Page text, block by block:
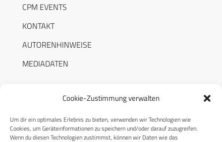
Cookie-Zustimmung verwalten
Um dir ein optimales Erlebnis zu bieten, verwenden wir Technologien wie
Cookies, um Geräteinformationen zu speichern und/oder darauf zuzugreifen.
Wenn du diesen Technologien zustimmst, können wir Daten wie das
CPM EVENTS
KONTAKT
AUTORENHINWEISE
MEDIADATEN
RECHTLICHES